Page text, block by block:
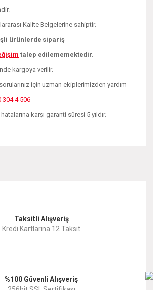
Kalite Belgelerine sahiptir.
ürünlerde sipariş
talep edilememektedir.
kargoya verilir.
için uzman ekiplerimizden yardım
304 4 506
karşı garanti süresi 5 yıldır.
kalitesiz, bozuk veya görüntülenemiyor.
diğer sitelerden daha pahalı.
Taksitli Alışveriş
Kredi Kartlarına 12 Taksit
%100 Güvenli Alışveriş